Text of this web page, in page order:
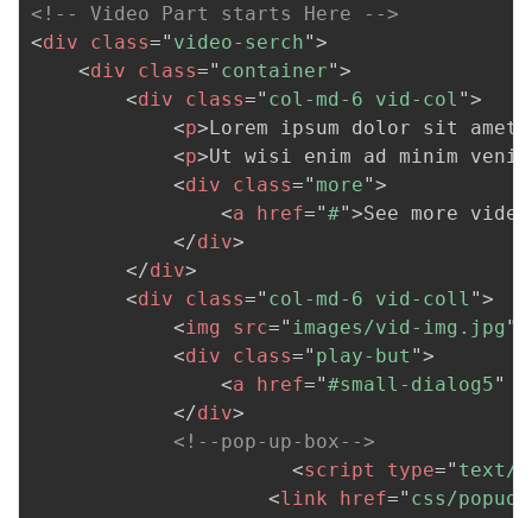
<!-- Video Part starts Here -->
<div class=" video-serch">
<div class=" container">
<div class=" col-md-6 vid-col ">
<p>Lorem ipsum dolor sit
<p>Ut wisi enim ad minim
<div class=" more">
<a href="#">See more
</div>
</div>
<div class=" col-md-6 vid-coll ">
<img src=" images/vid-img.jpg "
<div class=" play-but ">
<a href="#small-dialog5"
</div>
<!--pop-up-box-->
<script type=" text/
<link href=" css/